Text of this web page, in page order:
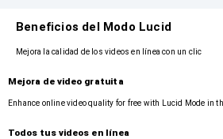
Beneficios del Modo Lucid
Mejora la calidad de los videos en línea con un clic
Mejora de video gratuita
Enhance online video quality for free with Lucid Mode in
Todos tus videos en línea